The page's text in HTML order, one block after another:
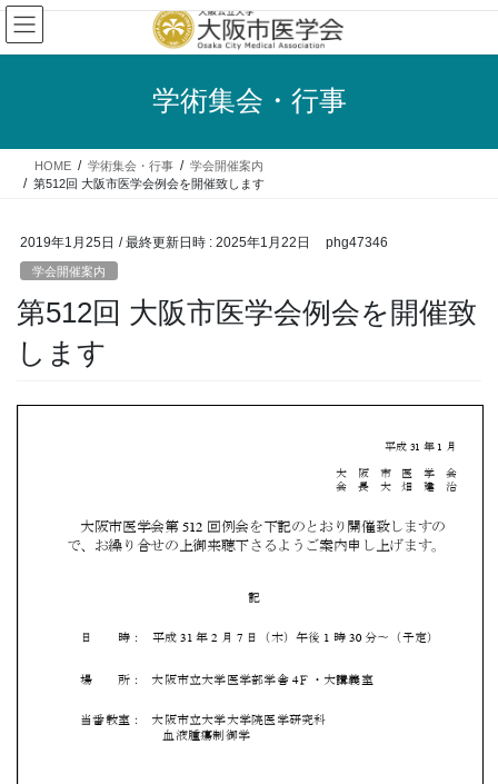
コ
ン
テ
ス
ナ
ビ
ゲ
ン
学術集会・行事
HOME 学術集会・行事
学会開催案内
第512回 大阪市医学会例会を開催致します
2019年1月25日 / 最終更新日時 : 2025年1月22日 phg47346
学会開催案内
第512回 大阪市医学会例会を開催致
します